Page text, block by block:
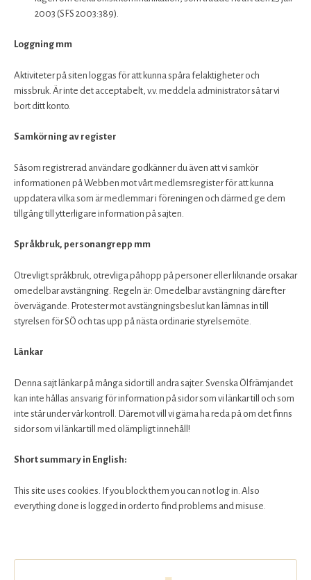
2003 (SFS 2003:389).
Loggning mm
Aktiviteter på siten loggas för att kunna spåra felaktigheter och
missbruk. Är inte det acceptabelt, v.v. meddela administrator så tar vi
bort ditt konto.
Samkörning av register
Såsom registrerad användare godkänner du även att vi samkör
informationen på Webben mot vårt medlemsregister för att kunna
uppdatera vilka som är medlemmar i föreningen och därmed ge dem
tillgång till ytterligare information på sajten.
Språkbruk, personangrepp mm
Otrevligt språkbruk, otrevliga påhopp på personer eller liknande orsakar
omedelbar avstängning. Regeln är: Omedelbar avstängning därefter
övervägande. Protester mot avstängningsbeslut kan lämnas in till
styrelsen för SÖ och tas upp på nästa ordinarie styrelsemöte.
Länkar
Denna sajt länkar på många sidor till andra sajter. Svenska Ölfrämjandet
kan inte hållas ansvarig för information på sidor som vi länkar till och som
inte står under vår kontroll. Däremot vill vi gärna ha reda på om det finns
sidor som vi länkar till med olämpligt innehåll!
Short summary in English:
This site uses cookies. If you block them you can not log in. Also
everything done is logged in order to find problems and misuse.